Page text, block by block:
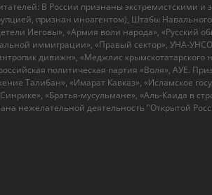
В России признаны экстремистскими
признан иноагентом), Штабы
Иеговы», «Армия воли народа», «Русский
иммиграции», «Правый сектор», УНА-
дивижн», «Меджлис крымскотатарского
политическая партия «Воля», АУЕ.
Талибан», «Имарат Кавказ», «Исламское
«Братья-мусульмане», «Аль-Каида в
нежелательной деятельность "Открытой